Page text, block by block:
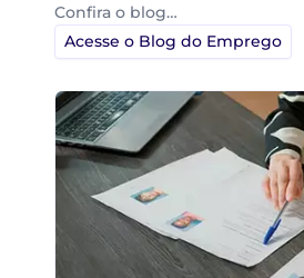
Confira o blog…
Acesse o Blog do Emprego